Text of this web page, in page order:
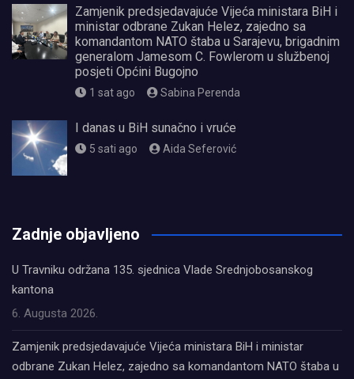
Zamjenik predsjedavajuće Vijeća ministara BiH i
ministar odbrane Zukan Helez, zajedno sa
komandantom NATO štaba u Sarajevu, brigadnim
generalom Jamesom C. Fowlerom u službenoj
posjeti Općini Bugojno
1 sat ago Sabina Perenda
I danas u BiH sunačno i vruće
5 sati ago Aida Seferović
Zadnje objavljeno
U Travniku održana 135. sjednica Vlade Srednjobosanskog
kantona
6. Augusta 2026.
Zamjenik predsjedavajuće Vijeća ministara BiH i ministar
odbrane Zukan Helez, zajedno sa komandantom NATO štaba u